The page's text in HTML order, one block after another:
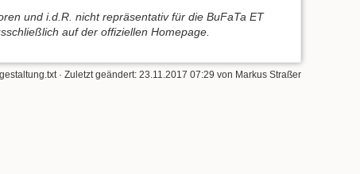
und i.d.R. nicht repräsentativ für die BuFaTa ET
auf der offiziellen Homepage.
· Zuletzt geändert: 23.11.2017 07:29 von Markus Straßer